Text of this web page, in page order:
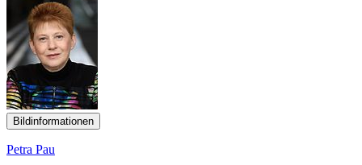
Bildinformationen
Petra Pau